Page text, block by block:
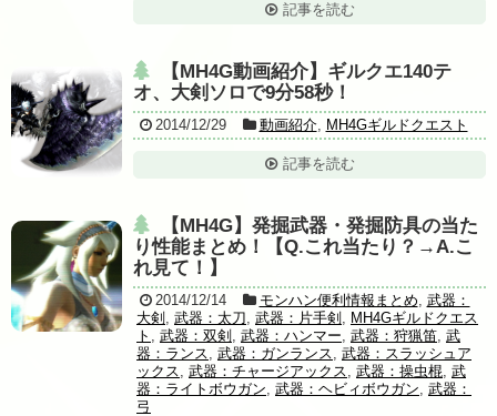
記事を読む
【MH4G動画紹介】ギルクエ140テ
オ、大剣ソロで9分58秒！
2014/12/29 動画紹介, MH4Gギルドクエスト
記事を読む
【MH4G】発掘武器・発掘防具の当た
り性能まとめ！【Q.これ当たり？→A.こ
れ見て！】
2014/12/14 モンハン便利情報まとめ, 武器：
大剣 , 武器：太刀, 武器：片手剣 , MH4Gギルドクエス
ト , 武器：双剣 , 武器：ハンマー, 武器：狩猟笛, 武
器：ランス, 武器：ガンランス, 武器：スラッシュア
ックス, 武器：チャージアックス, 武器：操虫棍, 武
器：ライトボウガン, 武器：ヘビィボウガン, 武器：
弓